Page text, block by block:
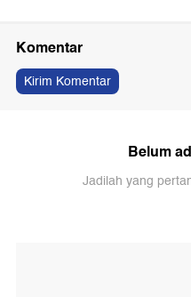
Komentar
Kirim Komentar
Belum
Jadilah yang